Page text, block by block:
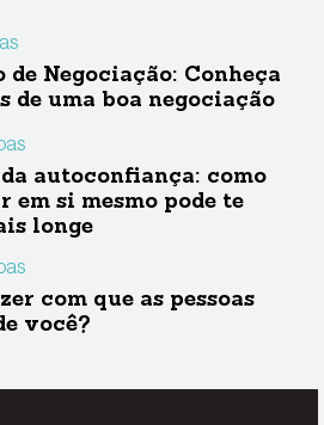
de Negociação: Conheça
de uma boa negociação
autoconfiança: como
em si mesmo pode te
longe
com que as pessoas
você?